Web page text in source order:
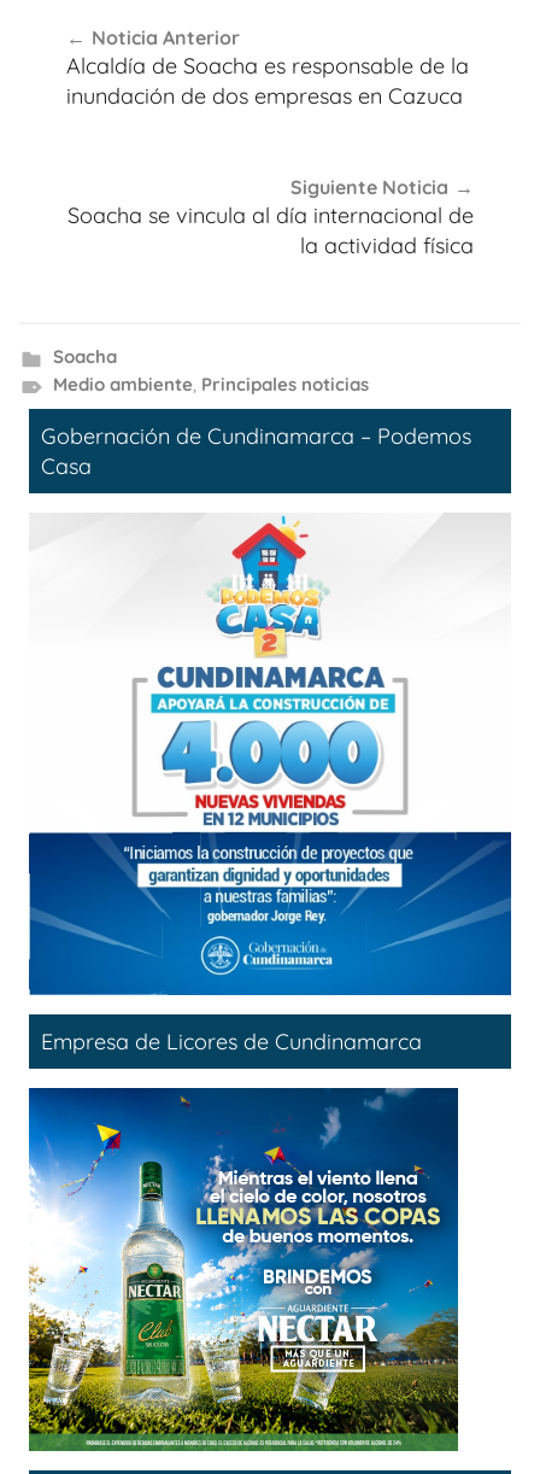
de
entradas
Noticia Anterior
Alcaldía de Soacha es responsable de la
inundación de dos empresas en Cazuca
Siguiente Noticia
Soacha se vincula al día internacional de
la actividad física
Soacha
Medio ambiente, Principales noticias
Gobernación de Cundinamarca – Podemos
Casa
Empresa de Licores de Cundinamarca